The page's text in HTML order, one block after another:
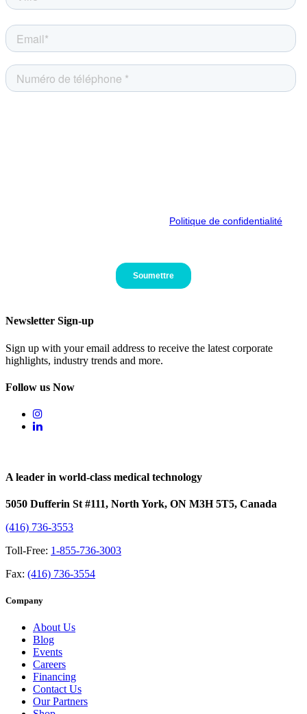
Newsletter Sign-up
Sign up with your email address to receive the latest corporate
highlights, industry trends and more.
Follow us Now
A leader in world-class medical technology
5050 Dufferin St #111, North York, ON M3H 5T5, Canada
(416) 736-3553
Toll-Free: 1-855-736-3003
Fax: (416) 736-3554
Company
About Us
Blog
Events
Careers
Financing
Contact Us
Our Partners